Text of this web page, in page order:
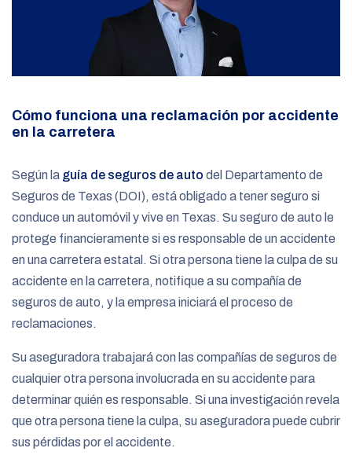
Cómo funciona una reclamación por accidente
en la carretera
Según la guía de seguros de auto del Departamento de
Seguros de Texas (DOI), está obligado a tener seguro si
conduce un automóvil y vive en Texas. Su seguro de auto le
protege financieramente si es responsable de un accidente
en una carretera estatal. Si otra persona tiene la culpa de su
accidente en la carretera, notifique a su compañía de
seguros de auto, y la empresa iniciará el proceso de
reclamaciones.
Su aseguradora trabajará con las compañías de seguros de
cualquier otra persona involucrada en su accidente para
determinar quién es responsable. Si una investigación revela
que otra persona tiene la culpa, su aseguradora puede cubrir
sus pérdidas por el accidente.